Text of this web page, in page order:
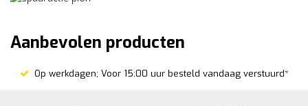
Aanbevolen producten
Op werkdagen; Voor 15:00 uur besteld vandaag verstuurd*